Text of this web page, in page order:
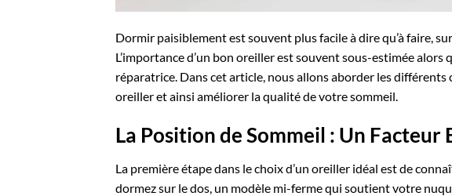
Dormir paisiblement est souvent plus facile à dire qu’à faire,
L’importance d’un bon oreiller est souvent sous-estimée alors
réparatrice. Dans cet article, nous allons aborder les
oreiller et ainsi améliorer la qualité de votre sommeil.
La Position de Sommeil : Un Facteur
La première étape dans le choix d’un oreiller idéal est de
dormez sur le dos, un modèle mi-ferme qui soutient votre